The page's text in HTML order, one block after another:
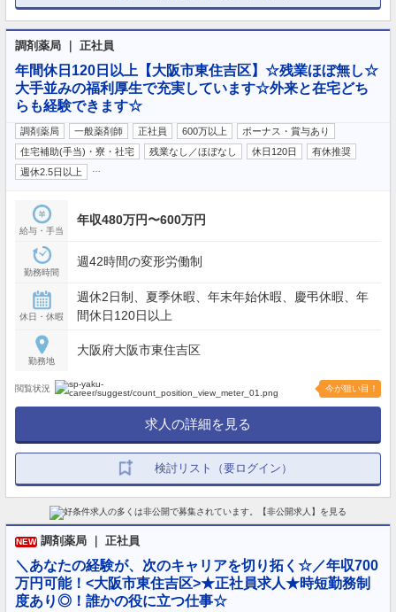
調剤薬局 ｜ 正社員
年間休日120日以上【大阪市東住吉区】☆残業ほぼ無し☆
大手並みの福利厚生で充実しています☆外来と在宅どち
らも経験できます☆
調剤薬局 一般薬剤師 正社員 600万以上
ボーナス・賞与あり
住宅補助(手当)・寮・社宅
残業なし／ほぼなし 休日120日
有休推奨
週休2.5日以上
給与・手当
年収480万円〜600万円
勤務時間
週42時間の変形労働制
休日・休暇
週休2日制、夏季休暇、年末年始休暇、慶弔休暇、年
間休日120日以上
勤務地
大阪府大阪市東住吉区
閲覧状況 今が狙い目！
求人の詳細を見る
検討リスト（要ログイン）
NEW 調剤薬局 ｜ 正社員
＼あなたの経験が、次のキャリアを切り拓く☆／年収700
万円可能！<大阪市東住吉区>★正社員求人★時短勤務制
度あり◎！誰かの役に立つ仕事☆